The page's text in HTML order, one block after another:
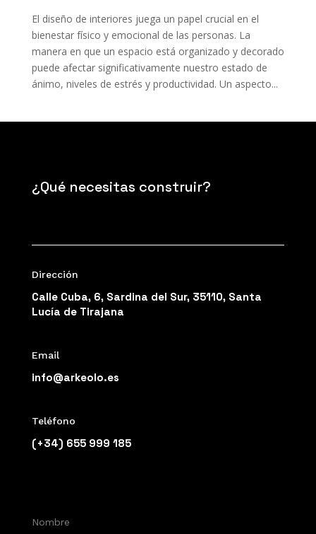
El diseño de interiores juega un papel crucial en el
bienestar físico y emocional de las personas. La
manera en que un espacio está organizado y decorado
puede afectar significativamente nuestro estado de
ánimo, niveles de estrés y productividad. Un aspecto...
¿Qué necesitas construir?
Dirección
Calle Cuba, 6, Sardina del Sur, 35110, Santa
Lucía de Tirajana
Email
info@arkeolo.es
Teléfono
(+34) 655 999 185